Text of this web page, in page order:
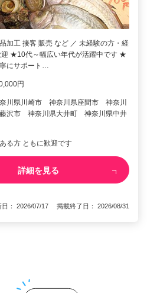
加工 接客 販売 など ／ 未経験の方・経
迎 ★10代～幅広い年代が活躍中です ★
にサポート…
円
川県川崎市 神奈川県座間市 神奈川
沢市 神奈川県大井町 神奈川県中井
る方 ともに歓迎です
詳細を見る
日： 2026/07/17 掲載終了日： 2026/08/31